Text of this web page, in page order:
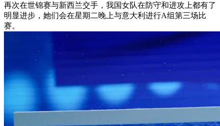
再次在世锦赛与新西兰交手，我国女队在防守和进攻上都有了
明显进步，她们会在星期二晚上与意大利进行A组第三场比
赛。